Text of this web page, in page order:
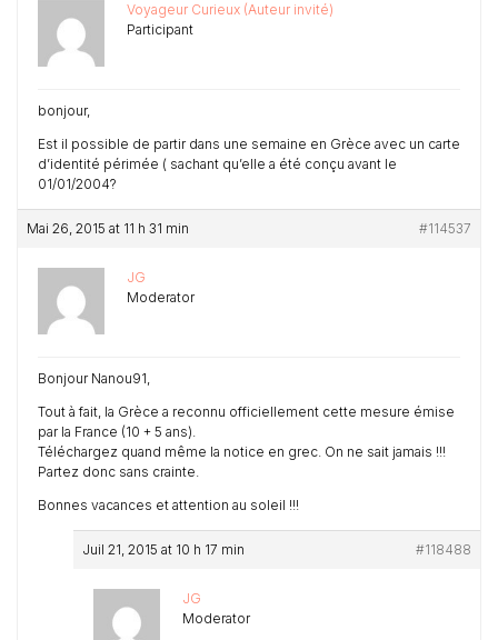
Voyageur Curieux (Auteur invité)
Participant
bonjour,
Est il possible de partir dans une semaine en Grèce avec un carte
d’identité périmée ( sachant qu’elle a été conçu avant le
01/01/2004?
Mai 26, 2015 at 11 h 31 min #114537
JG
Moderator
Bonjour Nanou91,
Tout à fait, la Grèce a reconnu officiellement cette mesure émise
par la France (10 + 5 ans).
Téléchargez quand même la notice en grec. On ne sait jamais !!!
Partez donc sans crainte.
Bonnes vacances et attention au soleil !!!
Juil 21, 2015 at 10 h 17 min #118488
JG
Moderator